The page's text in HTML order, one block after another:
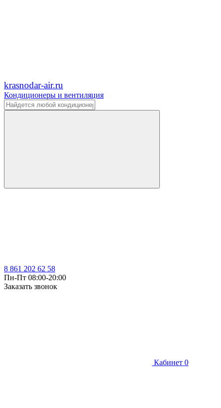
krasnodar-air.ru
Кондиционеры и вентиляция
8 861 202 62 58
Пн-Пт 08:00-20:00
Заказать звонок
Кабинет 0